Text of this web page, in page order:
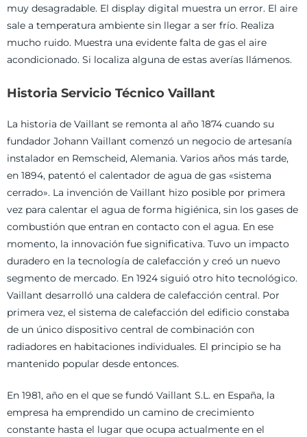
muy desagradable. El display digital muestra un error. El aire
sale a temperatura ambiente sin llegar a ser frío. Realiza
mucho ruido. Muestra una evidente falta de gas el aire
acondicionado. Si localiza alguna de estas averías llámenos.
Historia Servicio Técnico Vaillant
La historia de Vaillant se remonta al año 1874 cuando su
fundador Johann Vaillant comenzó un negocio de artesanía
instalador en Remscheid, Alemania. Varios años más tarde,
en 1894, patentó el calentador de agua de gas «sistema
cerrado». La invención de Vaillant hizo posible por primera
vez para calentar el agua de forma higiénica, sin los gases de
combustión que entran en contacto con el agua. En ese
momento, la innovación fue significativa. Tuvo un impacto
duradero en la tecnología de calefacción y creó un nuevo
segmento de mercado. En 1924 siguió otro hito tecnológico.
Vaillant desarrolló una caldera de calefacción central. Por
primera vez, el sistema de calefacción del edificio constaba
de un único dispositivo central de combinación con
radiadores en habitaciones individuales. El principio se ha
mantenido popular desde entonces.
En 1981, año en el que se fundó Vaillant S.L. en España, la
empresa ha emprendido un camino de crecimiento
constante hasta el lugar que ocupa actualmente en el